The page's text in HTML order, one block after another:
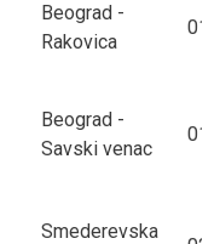
Beograd -
Rakovica
Beograd -
Savski venac
Smederevska